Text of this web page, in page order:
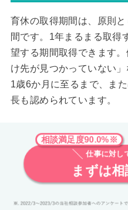
育休の取得期間は、原則
間です。1年まるまる取得
望する期間取得できます
け先が見つかっていない
1歳6か月に至るまで、ま
長も認められています。
相談満足度90.0%※
仕事に対し
まずは